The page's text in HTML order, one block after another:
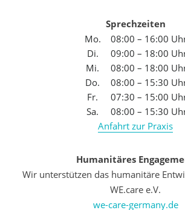
Sprechzeiten
Mo.
08:00 – 16:00
Di.
09:00 – 18:00
Mi.
08:00 – 18:00
Do.
08:00 – 15:30
Fr.
07:30 – 15:00
Sa.
08:00 – 15:30
Anfahrt zur Praxis
Humanitäres
Wir unterstützen das humanitäre
WE.care e.V.
we-care-germany.de